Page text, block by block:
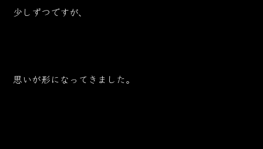
少しずつですが、
思いが形になってきました。